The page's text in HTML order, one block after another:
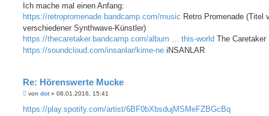
Ich mache mal einen Anfang:
https://retropromenade.bandcamp.com/music Retro Promenade (Titel
verschiedener Synthwave-Künstler)
https://thecaretaker.bandcamp.com/album ... this-world The Caretaker
https://soundcloud.com/insanlar/kime-ne iNSANLAR
Re: Hörenswerte Mucke
B
i
von dot» 08.01.2016, 15:41
https://play.spotify.com/artist/6BF0bXbsdujMSMeFZBGcBq